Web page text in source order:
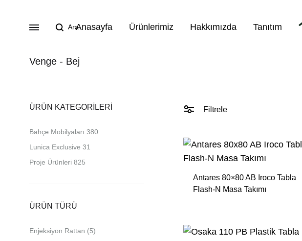
Anasayfa Ürünlerimiz
Lunica Bahçe Mobilyaları
Şezlonglar
Şemsiyeler
Sehpalar
Hakkımızda
Tanıtım
Venge - Bej
Filtrele
Antares 80×80 AB Iroco Tabla
Flash-N Masa Takımı
ÜRÜN KATEGORILERI
Bahçe Mobilyaları 380
Lunica Exclusive 31
Proje Ürünleri 825
ÜRÜN TÜRÜ
Enjeksiyon Rattan (5)